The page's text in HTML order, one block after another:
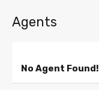
Agents
No Agent Found!